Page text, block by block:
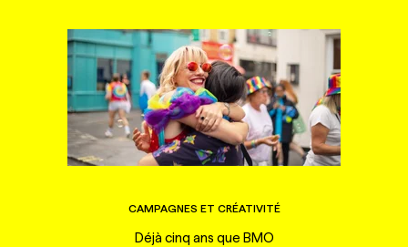
CAMPAGNES ET CRÉATIVITÉ
Déjà cinq ans que BMO